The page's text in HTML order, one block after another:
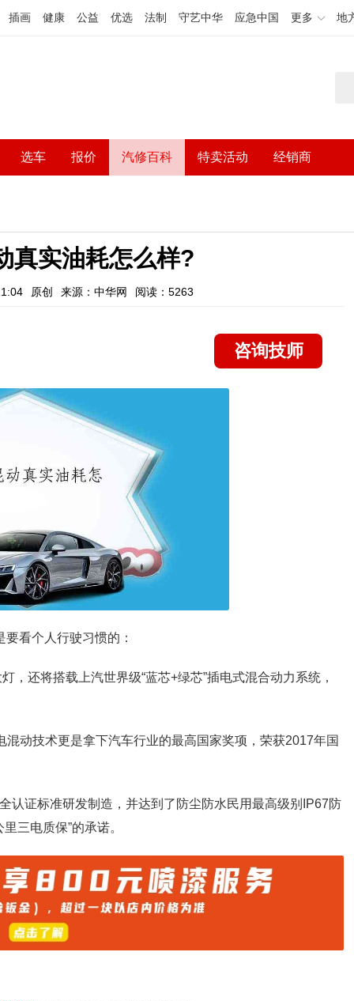
插画 健康 公益 优选 法制 守艺中华 应急中国 更多 地
选车 报价 汽修百科 特卖活动 经销商
真实油耗怎么样?
原创 来源：中华网 阅读：5263
咨询技师
看个人行驶习惯的：
，还将搭载上汽世界级“蓝芯+绿芯”插电式混合动力系统，
动技术更是拿下汽车行业的最高国家奖项，荣获2017年国
认证标准研发制造，并达到了防尘防水民用最高级别IP67防
三电质保”的承诺。